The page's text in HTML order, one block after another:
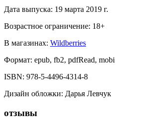
Дата выпуска: 19 марта 2019 г.
Возрастное ограничение: 18+
В магазинах: Wildberries
Формат: epub, fb2, pdfRead, mobi
ISBN: 978-5-4496-4314-8
Дизайн обложки: Дарья Левчук
отзывы